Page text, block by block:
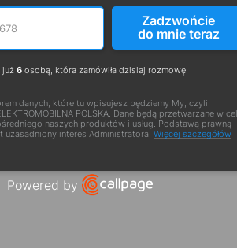
Numer telefonu
Podaj poprawny
Zadzwońcie
do mnie teraz
już 6 osobą, która zamówiła dzisiaj rozmowę
danych, które tu wpisujesz będziemy My, czyli:
POLSKA. Dane będą przetwarzane w
naszych produktów i usług. Podstawą prawną
uzasadniony interes Administratora. Więcej szczegółów
Powered by